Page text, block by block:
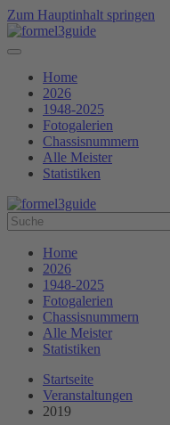
Zum Hauptinhalt springen
Home
2026
1948-2025
Fotogalerien
Chassisnummern
Alle Meister
Statistiken
Home
2026
1948-2025
Fotogalerien
Chassisnummern
Alle Meister
Statistiken
Startseite
Veranstaltungen
2019